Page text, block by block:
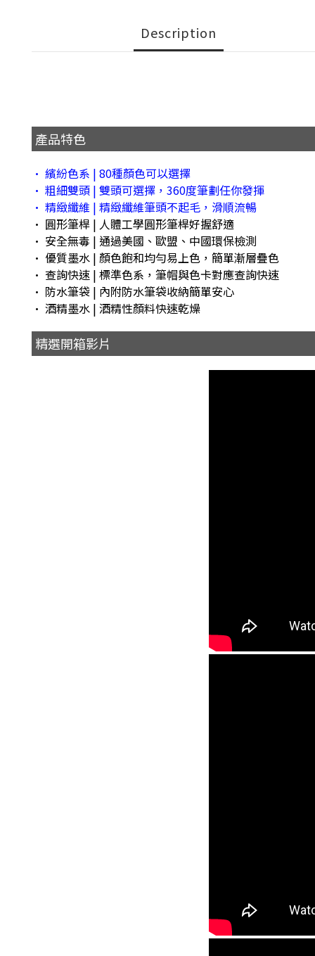
Description
產品特色
• 繽紛色系 | 80種顏色可以選擇
• 粗細雙頭 | 雙頭可選擇，360度筆劃任你發揮
• 精緻纖維 | 精緻纖維筆頭不起毛，滑順流暢
• 圓形筆桿 | 人體工學圓形筆桿好握舒適
• 安全無毒 | 通過美國、歐盟、中國環保檢測
• 優質墨水 | 顏色飽和均勻易上色，簡單漸層疊色
• 查詢快速 | 標準色系，筆帽與色卡對應查詢快速
• 防水筆袋 | 內附防水筆袋收納簡單安心
• 酒精墨水 | 酒精性顏料快速乾燥
精選開箱影片